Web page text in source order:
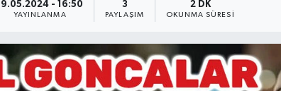
19.05.2024 - 16:50
YAYINLANMA
3
PAYLAŞIM
2 DK
OKUNMA SÜRESI